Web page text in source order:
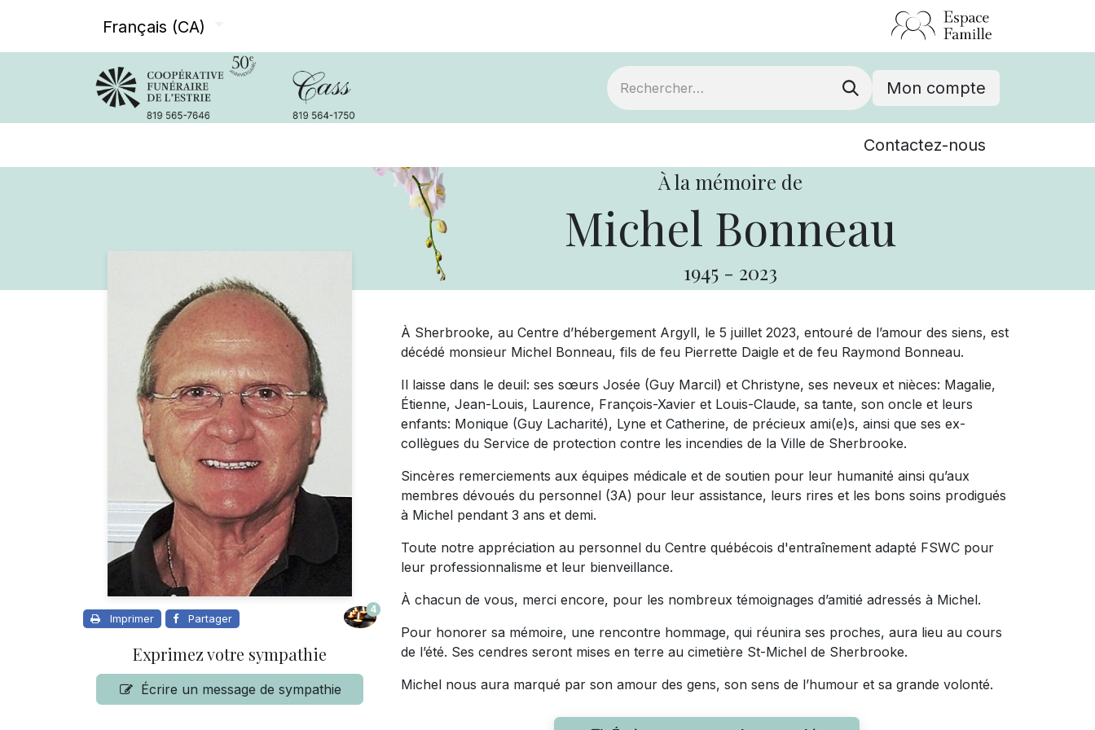
Français (CA)
Mon compte
Événements
Contactez-nous
À la mémoire de
Michel Bonneau
1945 - 2023
Imprimer Partager
4
Exprimez votre sympathie
Écrire un message de sympathie
À Sherbrooke, au Centre d’hébergement Argyll, le 5 juillet 2023, entouré de l’amour des siens, est
décédé monsieur Michel Bonneau, fils de feu Pierrette Daigle et de feu Raymond Bonneau.
Il laisse dans le deuil: ses sœurs Josée (Guy Marcil) et Christyne, ses neveux et nièces: Magalie,
Étienne, Jean-Louis, Laurence, François-Xavier et Louis-Claude, sa tante, son oncle et leurs
enfants: Monique (Guy Lacharité), Lyne et Catherine, de précieux ami(e)s, ainsi que ses ex-
collègues du Service de protection contre les incendies de la Ville de Sherbrooke.
Sincères remerciements aux équipes médicale et de soutien pour leur humanité ainsi qu’aux
membres dévoués du personnel (3A) pour leur assistance, leurs rires et les bons soins prodigués
à Michel pendant 3 ans et demi.
Toute notre appréciation au personnel du Centre québécois d'entraînement adapté FSWC pour
leur professionnalisme et leur bienveillance.
À chacun de vous, merci encore, pour les nombreux témoignages d’amitié adressés à Michel.
Pour honorer sa mémoire, une rencontre hommage, qui réunira ses proches, aura lieu au cours
de l’été. Ses cendres seront mises en terre au cimetière St-Michel de Sherbrooke.
Michel nous aura marqué par son amour des gens, son sens de l’humour et sa grande volonté.